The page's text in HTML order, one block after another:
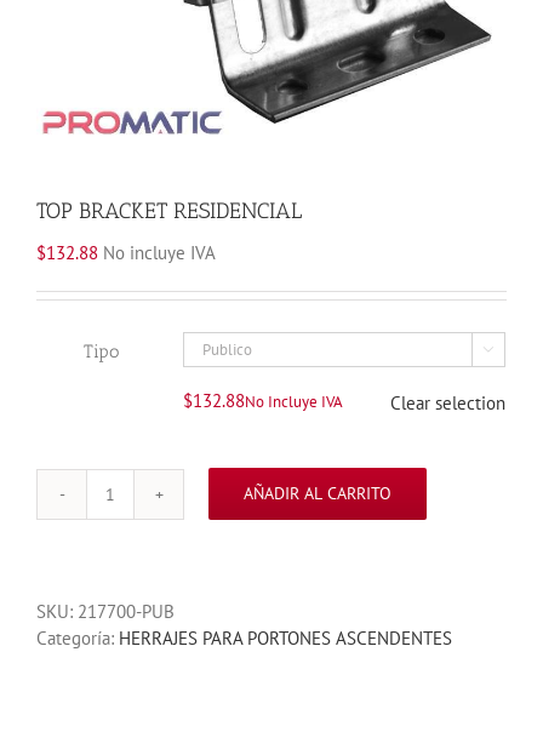
TOP BRACKET RESIDENCIAL
$132.88 No incluye IVA
Tipo 
$132.88No Incluye IVA Clear selection
TOP
AÑADIR AL CARRITO
SKU: 217700-PUB
Categoría: HERRAJES PARA PORTONES ASCENDENTES